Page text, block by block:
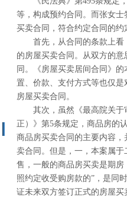
等，构成预约合同。而张女
买卖合同，符合约定合同的约
首先，从合同的条款上看
的房屋买卖合同。从双方的
同。《房屋买卖居间合同》
置、价款、支付方式等也仅
房屋买卖合同。
其次，虽然《最高院关于
正）》第5条规定，商品房的
商品房买卖合同的主要内容
卖合同。但是，一，本案属
售，一般的商品房买卖是期
照约定收受购房款的”，是同
证未来双方签订正式的房屋